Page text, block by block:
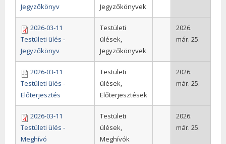
Jegyzőkönyv
Jegyzőkönyvek
2026-03-11
Testületi ülés -
Jegyzőkönyv
Testületi
ülések,
Jegyzőkönyvek
2026.
már. 25.
2026-03-11
Testületi ülés -
Előterjesztés
Testületi
ülések,
Előterjesztések
2026.
már. 25.
2026-03-11
Testületi ülés -
Meghívó
Testületi
ülések,
Meghívók
2026.
már. 25.